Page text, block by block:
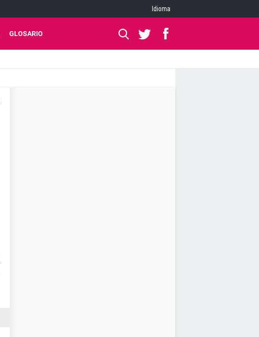
Idioma
GLOSARIO